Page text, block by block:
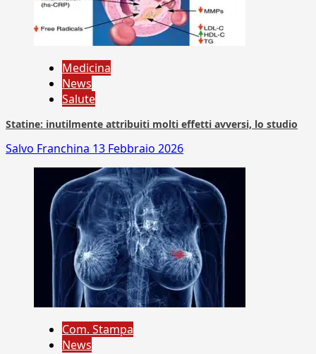
Medicina
News
Salute
Statine: inutilmente attribuiti molti effetti avversi, lo studio
Salvo Franchina 13 Febbraio 2026
Com. Stampa
News